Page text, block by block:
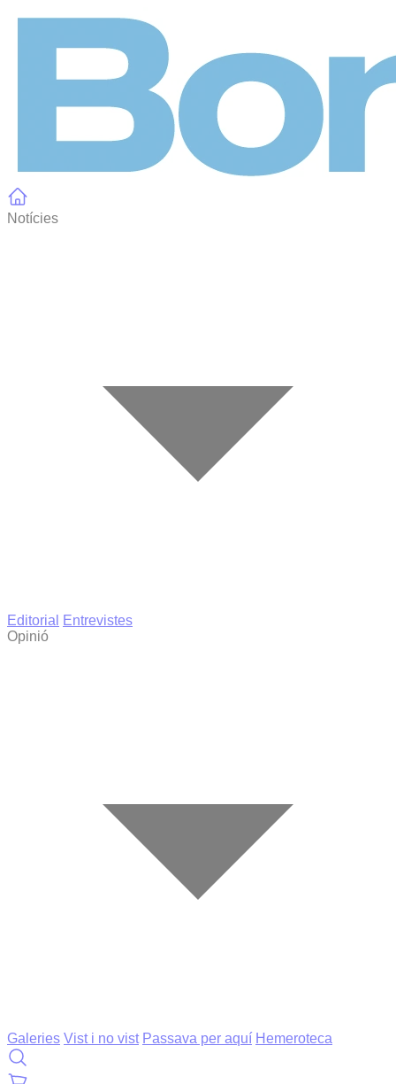
Notícies
Editorial
Entrevistes
Opinió
Galeries Vist i no vist Passava per aquí Hemeroteca